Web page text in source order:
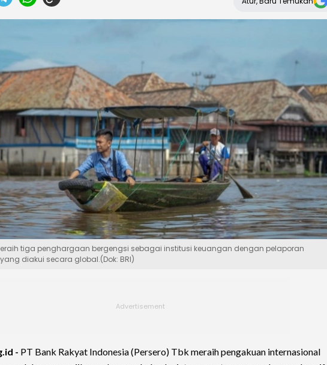
tiga penghargaan bergengsi sebagai institusi keuangan dengan pelaporan
diakui secara global.(Dok: BRI)
- PT Bank Rakyat Indonesia (Persero) Tbk meraih pengakuan internasional